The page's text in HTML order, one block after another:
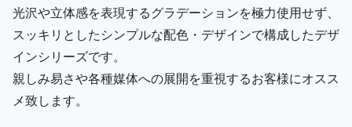
光沢や立体感を表現するグラデーションを極力使用せず、
スッキリとしたシンプルな配色・デザインで構成したデザ
インシリーズです。
親しみ易さや各種媒体への展開を重視するお客様にオスス
メ致します。